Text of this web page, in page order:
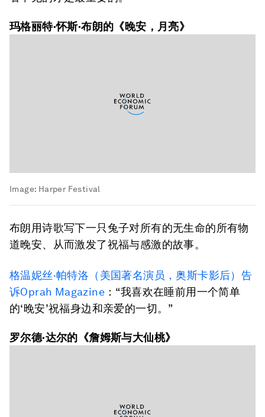
玛格丽特·怀斯·布朗的《晚安，月亮》
Image: Harper Festival
布朗用诗歌写下一只兔子对所有的无生命的所有物
道晚安、从而激发了祝福与感激的故事。
格温妮丝·帕特洛（美国著名演员，奥斯卡影后）告
诉Oprah Magazine ：“我喜欢在睡前用一个简单
的‘晚安’祝福身边和亲爱的一切。”
罗尔德·达尔的《詹姆斯与大仙桃》